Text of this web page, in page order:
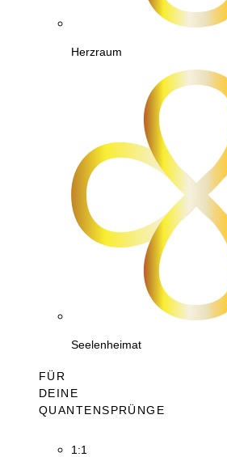
Herzraum
Seelenheimat
FÜR
DEINE
QUANTENSPRÜNGE
1:1